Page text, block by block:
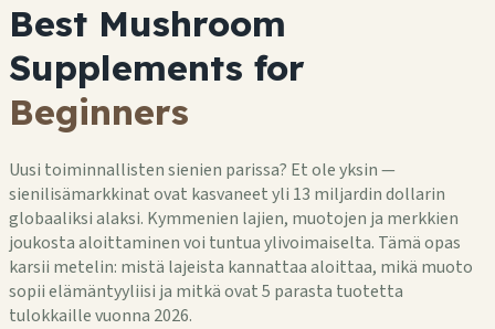
Best Mushroom
Supplements for
Beginners
Uusi toiminnallisten sienien parissa? Et ole yksin —
sienilisämarkkinat ovat kasvaneet yli 13 miljardin dollarin
globaaliksi alaksi. Kymmenien lajien, muotojen ja merkkien
joukosta aloittaminen voi tuntua ylivoimaiselta. Tämä opas
karsii metelin: mistä lajeista kannattaa aloittaa, mikä muoto
sopii elämäntyyliisi ja mitkä ovat 5 parasta tuotetta
tulokkaille vuonna 2026.